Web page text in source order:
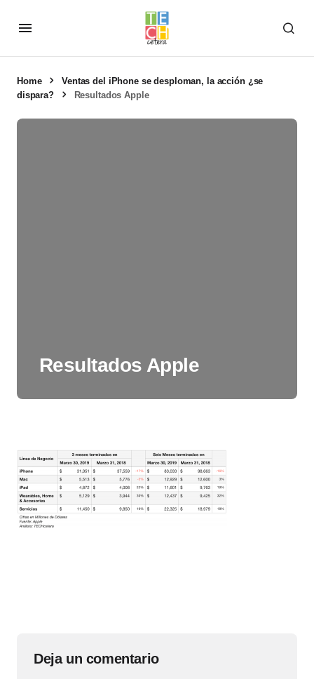
Home
Ventas del iPhone se desploman, la acción ¿se
dispara?
Resultados Apple
Resultados Apple
Deja un comentario